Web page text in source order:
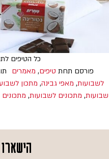
כל הטיפים
פורסם תחת טיפים, מאמרים
לשבועות, מאפי גבינה, מתכון
שבועות, מתכונים לשבועות,